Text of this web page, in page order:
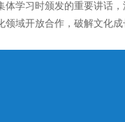
学习时颁发的重要讲话
域开放合作，破解文化